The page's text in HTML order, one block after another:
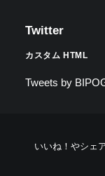
Twitter
カスタム HTML
Tweets by
いいね！やシェ